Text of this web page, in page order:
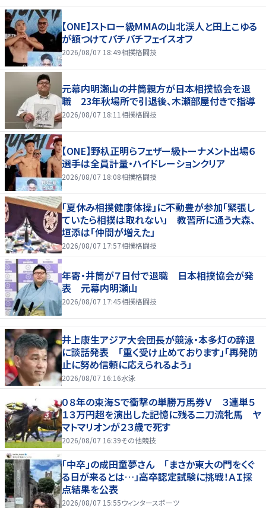
【ONE】ストロー級MMAの山北渓人と田上こゆる
が額つけてバチバチフェイスオフ
2026/08/07 18:49相撲格闘技
元幕内明瀬山の井筒親方が日本相撲協会を退
職 23年秋場所で引退後、木瀬部屋付きで指導
2026/08/07 18:11 相撲格闘技
【ONE】野杁正明らフェザー級トーナメント出場６
選手は全員計量・ハイドレーションクリア
2026/08/07 18:08相撲格闘技
「夏休み相撲健康体操」に不動豊が参加「緊張し
ていたら相撲は取れない」 教習所に通う大森、
垣添は「仲間が増えた」
2026/08/07 17:57相撲格闘技
年寄・井筒が７日付で退職 日本相撲協会が発
表 元幕内明瀬山
2026/08/07 17:45相撲格闘技
井上康生アジア大会団長が競泳・本多灯の辞退
に談話発表 「重く受け止めております」「再発防
止に努め信頼に応えられるよう」
2026/08/07 16:16水泳
０８年の東海Ｓで衝撃の単勝万馬券Ｖ ３連単５
１３万円超を演出した記憶に残る二刀流牝馬 ヤ
マトマリオンが２３歳で死す
2026/08/07 16:39その他競技
「中卒」の成田童夢さん 「まさか東大の門をくぐ
る日が来るとは…」高卒認定試験に挑戦！ＡＩ採
点結果を公表
2026/08/07 15:55ウィンタースポーツ